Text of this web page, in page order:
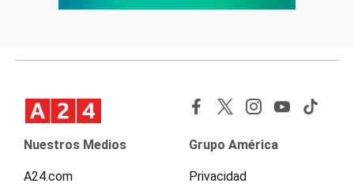
Nuestros Medios
A24.com
Grupo América
Privacidad